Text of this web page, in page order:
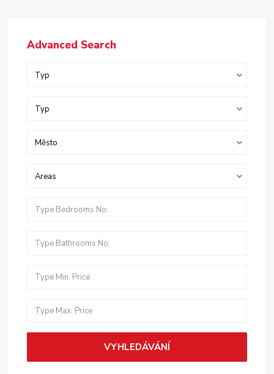
Advanced Search
Typ
Typ
Město
Areas
VYHLEDÁVÁNÍ